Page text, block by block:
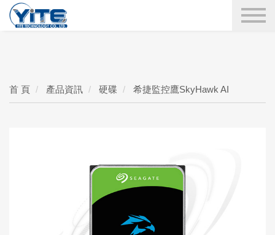
YITE Technology
首 頁 產品資訊 硬碟 希捷監控鷹SkyHawk AI